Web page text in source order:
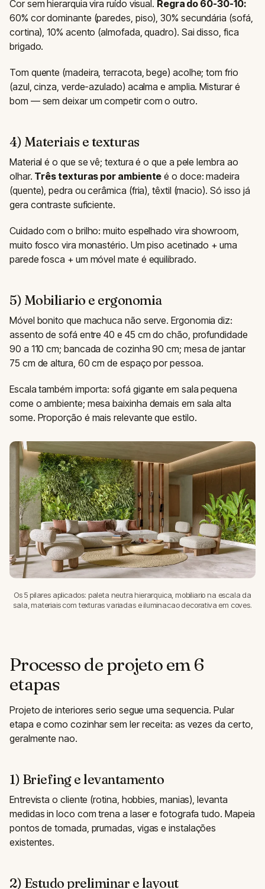
Cor sem hierarquia vira ruído visual. Regra do 60-30-10:
60% cor dominante (paredes, piso), 30% secundária (sofá,
cortina), 10% acento (almofada, quadro). Sai disso, fica
brigado.
Tom quente (madeira, terracota, bege) acolhe; tom frio
(azul, cinza, verde-azulado) acalma e amplia. Misturar é
bom — sem deixar um competir com o outro.
4) Materiais e texturas
Material é o que se vê; textura é o que a pele lembra ao
olhar. Três texturas por ambiente é o doce: madeira
(quente), pedra ou cerâmica (fria), têxtil (macio). Só isso já
gera contraste suficiente.
Cuidado com o brilho: muito espelhado vira showroom,
muito fosco vira monastério. Um piso acetinado + uma
parede fosca + um móvel mate é equilibrado.
5) Mobiliario e ergonomia
Móvel bonito que machuca não serve. Ergonomia diz:
assento de sofá entre 40 e 45 cm do chão, profundidade
90 a 110 cm; bancada de cozinha 90 cm; mesa de jantar
75 cm de altura, 60 cm de espaço por pessoa.
Escala também importa: sofá gigante em sala pequena
come o ambiente; mesa baixinha demais em sala alta
some. Proporção é mais relevante que estilo.
Os 5 pilares aplicados: paleta neutra hierarquica, mobiliario na escala da
sala, materiais com texturas variadas e iluminacao decorativa em coves.
Processo de projeto em 6
etapas
Projeto de interiores serio segue uma sequencia. Pular
etapa e como cozinhar sem ler receita: as vezes da certo,
geralmente nao.
1) Briefing e levantamento
Entrevista o cliente (rotina, hobbies, manias), levanta
medidas in loco com trena a laser e fotografa tudo. Mapeia
pontos de tomada, prumadas, vigas e instalações
existentes.
2) Estudo preliminar e layout